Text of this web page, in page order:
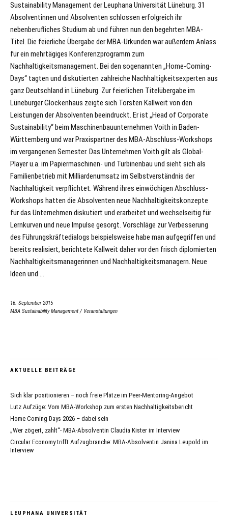
Sustainability Management der Leuphana Universität Lüneburg. 31
Absolventinnen und Absolventen schlossen erfolgreich ihr
nebenberufliches Studium ab und führen nun den begehrten MBA-
Titel. Die feierliche Übergabe der MBA-Urkunden war außerdem Anlass
für ein mehrtägiges Konferenzprogramm zum
Nachhaltigkeitsmanagement. Bei den sogenannten „Home-Coming-
Days“ tagten und diskutierten zahlreiche Nachhaltigkeitsexperten aus
ganz Deutschland in Lüneburg. Zur feierlichen Titelübergabe im
Lüneburger Glockenhaus zeigte sich Torsten Kallweit von den
Leistungen der Absolventen beeindruckt. Er ist „Head of Corporate
Sustainability“ beim Maschinenbauunternehmen Voith in Baden-
Württemberg und war Praxispartner des MBA-Abschluss-Workshops
im vergangenen Semester. Das Unternehmen Voith gilt als Global-
Player u.a. im Papiermaschinen- und Turbinenbau und sieht sich als
Familienbetrieb mit Milliardenumsatz im Selbstverständnis der
Nachhaltigkeit verpflichtet. Während ihres einwöchigen Abschluss-
Workshops hatten die Absolventen neue Nachhaltigkeitskonzepte
für das Unternehmen diskutiert und erarbeitet und wechselseitig für
Lernkurven und neue Impulse gesorgt. Vorschläge zur Verbesserung
des Führungskräftedialogs beispielsweise habe man aufgegriffen und
bereits realisiert, berichtete Kallweit daher vor den frisch diplomierten
Nachhaltigkeitsmanagerinnen und Nachhaltigkeitsmanagern. Neue
Ideen und …
16. September 2015
MBA Sustainability Management/ Veranstaltungen
AKTUELLE BEITRÄGE
Sich klar positionieren – noch freie Plätze im Peer-Mentoring-Angebot
Lutz Aufzüge: Vom MBA-Workshop zum ersten Nachhaltigkeitsbericht
Home Coming Days 2026 – dabei sein
„Wer zögert, zahlt“- MBA-Absolventin Claudia Kister im Interview
Circular Economy trifft Aufzugbranche: MBA-Absolventin Janina Leupold im
Interview
LEUPHANA UNIVERSITÄT